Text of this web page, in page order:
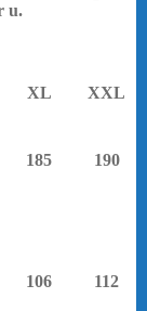
u.
XL XXL
185 190
106 112